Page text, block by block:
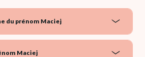
du prénom Maciej
Maciej